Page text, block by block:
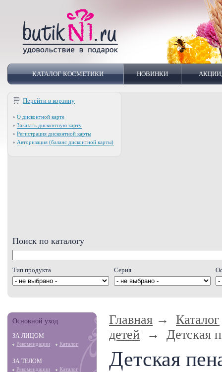
КАТАЛОГ КОСМЕТИКИ НОВИНКИ
Перейти в корзину
О дисконтной карте
Заказать дисконтную карту
Регистрация дисконтной карты
Авторизация (баланс дисконтной карты)
Поиск по каталогу
Тип продукта Серия
Основной уход
ЗА ЛИЦОМ
Рекомендации Каталог
ЗА ТЕЛОМ
Рекомендации Каталог
Главная → Каталог
детей → Детская
Детская